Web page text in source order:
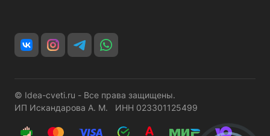
© Idea-cveti.ru - Все права защищены.
ИП Искандарова А. М. ИНН 023301125499